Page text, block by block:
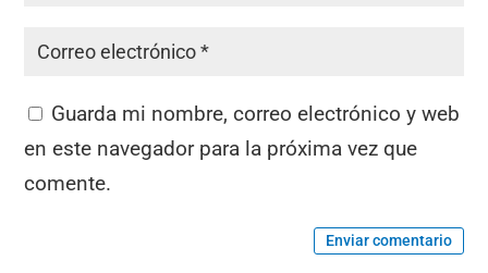
Guarda mi nombre, correo electrónico y web
en este navegador para la próxima vez que
comente.
Enviar comentario